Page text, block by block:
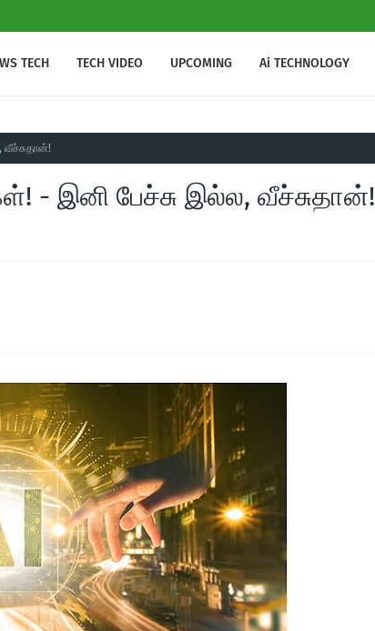
TECH TECH VIDEO UPCOMING Ai TECHNOLOGY
வீச்சுதான்!
- இனி பேச்சு இல்ல, வீச்சுதான்!